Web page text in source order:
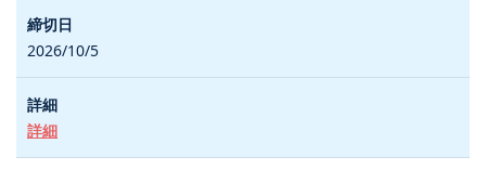
2026/10/5
詳細